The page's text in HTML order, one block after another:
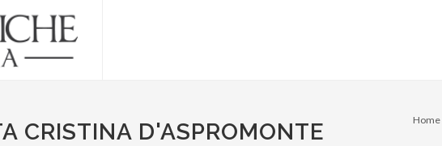
CRISTINA D'ASPROMONTE Home